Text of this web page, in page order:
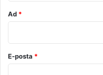
Ad *
E-posta *